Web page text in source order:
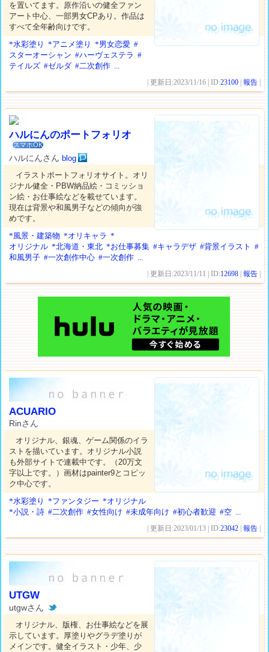
を置いてます。原作沿いの健全ファン
アート中心、一部男女CPあり。作品は
すべて全年齢向けです。
*水彩塗り
*アニメ塗り *男女恋愛 #
スターオーシャン #ハーヴェステラ #
テイルズ #ゼルダ #二次創作 ...
| 更新日:2023/11/16 | ID:23100 |報告
ハルにんのポートフォリオ
スマホOK
ハルにんさんblog
イラストポートフォリオサイト。オリ
ジナル健全・PBW納品絵・コミッショ
ン絵・お仕事絵などを載せています。
現在は背景や和風男子などの傾向が強
めです。
*風景・建築物 *オリキャラ *
オリジナル *北海道・東北 *お仕事募集 #キャラデザ #背景イラスト
#
和風男子 #一次創作中心 #一次創作 ...
| 更新日:2023/11/11 | ID:12698 |報告
ACUARIO
Rinさん
オリジナル、銀魂、ゲーム関係のイラ
ストを描いています。オリジナル小説
も外部サイトで連載中です。（20万文
字以上です。）画材はpainter9とコピッ
ク中心です。
*水彩塗り
*ファンタジー *オリジナル
*小説・詩 #二次創作 #女性向け #未成年向け #初心者歓迎 #空 ...
| 更新日:2023/01/13 | ID:23042 |報告
UTGW
utgwさん
オリジナル、版権、お仕事絵などを展
示しています。厚塗りやグラデ塗りが
メインです。健全イラスト・少年、少